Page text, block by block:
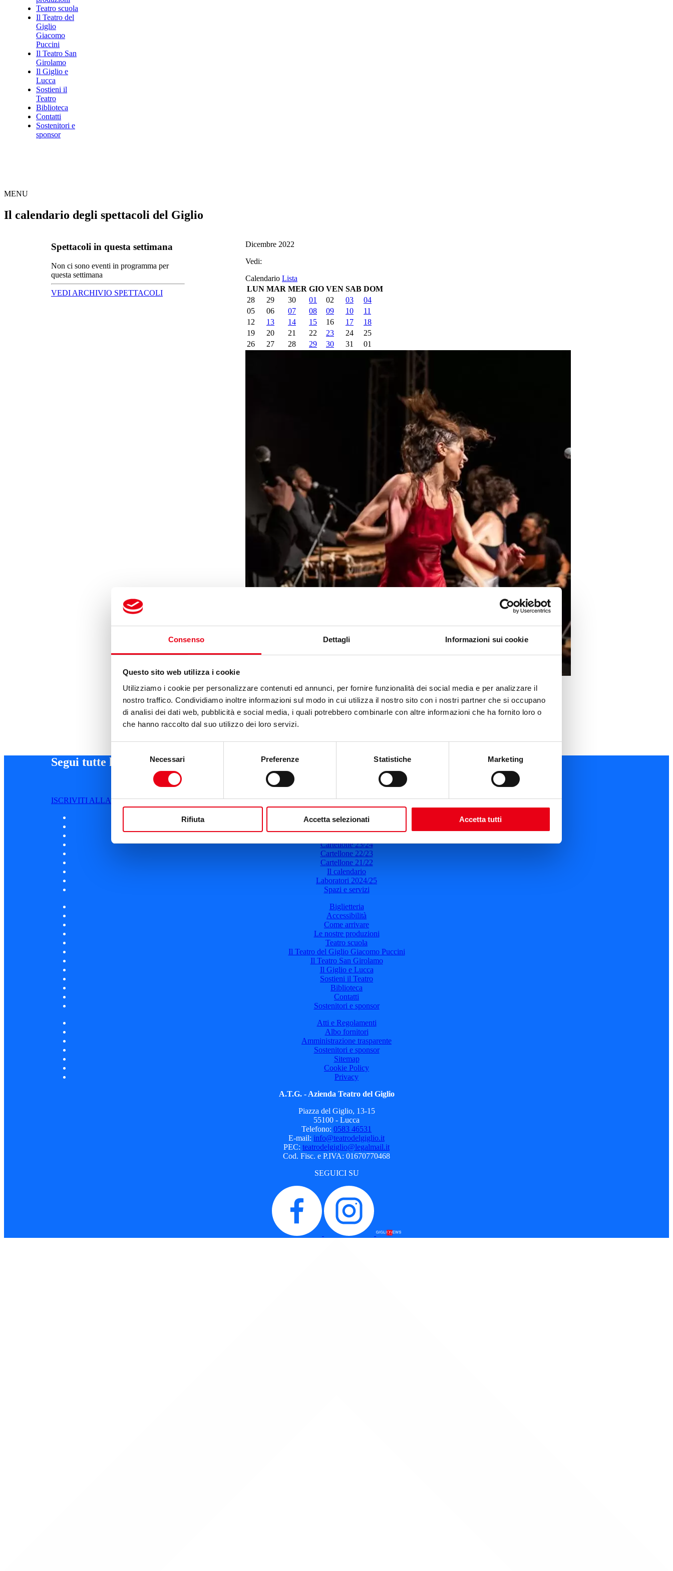
Consenso Dettagli Informazioni sui cookie
Questo sito web utilizza i cookie
Utilizziamo i cookie per personalizzare contenuti ed annunci, per fornire funzionalità dei social media e per analizzare il
nostro traffico. Condividiamo inoltre informazioni sul modo in cui utilizza il nostro sito con i nostri partner che si occupano
di analisi dei dati web, pubblicità e social media, i quali potrebbero combinarle con altre informazioni che ha fornito loro o
che hanno raccolto dal suo utilizzo dei loro servizi.
del
Necessari Preferenze Statistiche Marketing
Rifiuta Accetta selezionati Accetta tutti
Teatro scuola
Il Teatro del
Giglio
Giacomo
Puccini
Il Teatro San
Girolamo
Il Giglio e
Lucca
Sostieni il
Teatro
Biblioteca
Contatti
Sostenitori e
sponsor
MENU
Il calendario degli spettacoli del Giglio
Spettacoli in questa settimana
Non ci sono eventi in programma per
questa settimana
VEDI ARCHIVIO SPETTACOLI
Dicembre 2022
Vedi:
Calendario Lista
LUN MAR MER GIO VEN SAB DOM
28
29 30 01 02 03
04
05
06 07 08 09 10
11
12
13 14 15 16 17
18
19
20 21 22 23 24
25
26
27 28 29 30 31 01
13 dicembre 2022 -21:00
Mbira
Leggi di più
Segui tutte le novità
ISCRIVITI ALLA NEWSLETTER
Cartellone 26/27
Cartellone 23/24
Cartellone 22/23
Cartellone 21/22
Il calendario
Laboratori 2024/25
Spazi e servizi
Biglietteria
Accessibilità
Come arrivare
Le nostre produzioni
Teatro scuola
Il Teatro del Giglio Giacomo Puccini
Il Teatro San Girolamo
Il Giglio e Lucca
Sostieni il Teatro
Biblioteca
Contatti
Sostenitori e sponsor
Atti e Regolamenti
Albo fornitori
Amministrazione trasparente
Sostenitori e sponsor
Sitemap
Cookie Policy
Privacy
A.T.G. - Azienda Teatro del Giglio
Piazza del Giglio, 13-15
55100 - Lucca
Telefono: 0583 46531
E-mail: info@teatrodelgiglio.it
PEC: teatrodelgiglio@legalmail.it
Cod. Fisc. e P.IVA: 01670770468
SEGUICI SU